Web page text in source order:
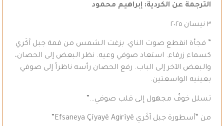
الترجمة عن الكردية: إبراهيم محمود
٣ نيسان ٢٠٢٥
” فجأة انقطع صوت الناي. بزغت الشمس من قمة جبل آكَري
كسماء زرقاء. استعاد صوفي وعيه. نظر البعض إلى الحصان،
والبعض الآخر إلى الباب. رفع الحصان رأسه ناظراً إلى صوفي
بعينيه الواسعتين.
تسلل خوفٌ مجهول إلى قلب صوفي…”
من “أسطورة جبل آكَري Efsaneya Çîyayê Agirîyê”